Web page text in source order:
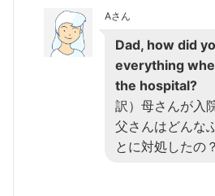
Aさん
Dad, how did
everything
the hospital?
訳）母さんが入
父さんはどんな
とに対処したの？